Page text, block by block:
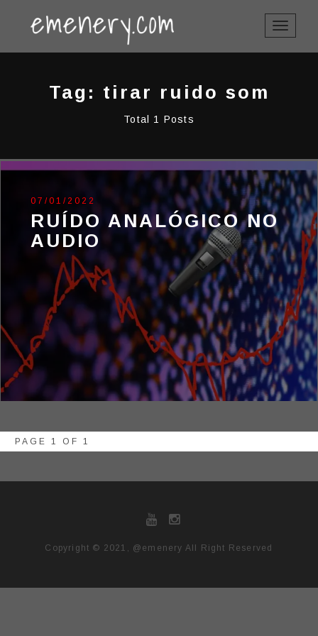
TOGGLE
Tag: tirar ruido som
Total 1 Posts
07/01/2022
RUÍDO ANALÓGICO NO
AUDIO
PAGE 1 OF 1
Copyright © 2021, @emenery All Right Reserved